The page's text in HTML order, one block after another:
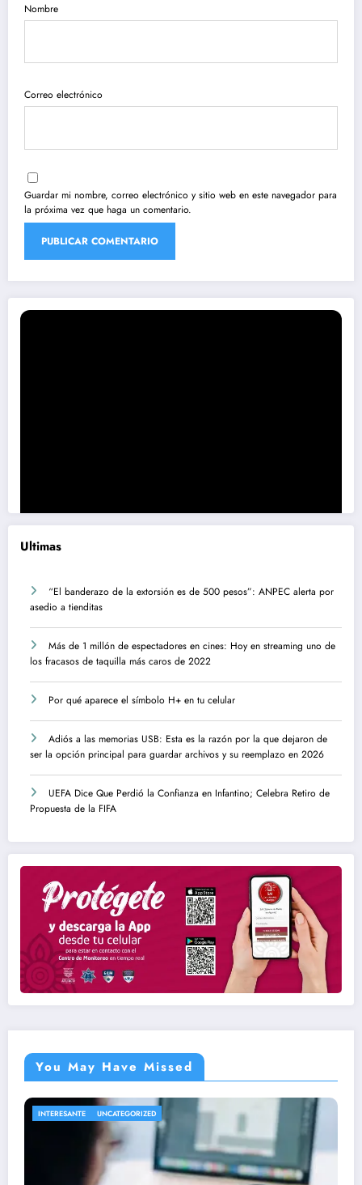
Nombre
Correo electrónico
Guardar mi nombre, correo electrónico y sitio web en este navegador para
la próxima vez que haga un comentario.
Ultimas
“El banderazo de la extorsión es de 500 pesos”: ANPEC alerta por
asedio a tienditas
Más de 1 millón de espectadores en cines: Hoy en streaming uno de
los fracasos de taquilla más caros de 2022
Por qué aparece el símbolo H+ en tu celular
Adiós a las memorias USB: Esta es la razón por la que dejaron de
ser la opción principal para guardar archivos y su reemplazo en 2026
UEFA Dice Que Perdió la Confianza en Infantino; Celebra Retiro de
Propuesta de la FIFA
You May Have Missed
DEPORTES UNCATEGORIZED